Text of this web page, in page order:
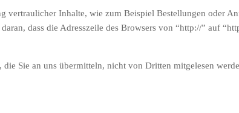
vertraulicher Inhalte, wie zum Beispiel Bestellungen oder
dass die Adresszeile des Browsers von “http://” auf
Sie an uns übermitteln, nicht von Dritten mitgelesen